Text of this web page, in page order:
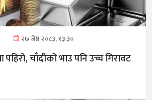
२७ जेष्ठ २०८३, १३:३०
चाँदीको भाउ पनि उच्च गिरावट